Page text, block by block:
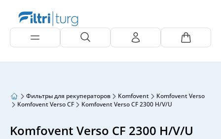
Фильтры для рекуператоров Komfovent
Komfovent Verso
Komfovent Verso CF
Komfovent Verso CF 2300 H/V/U
Komfovent Verso CF 2300 H/V/U